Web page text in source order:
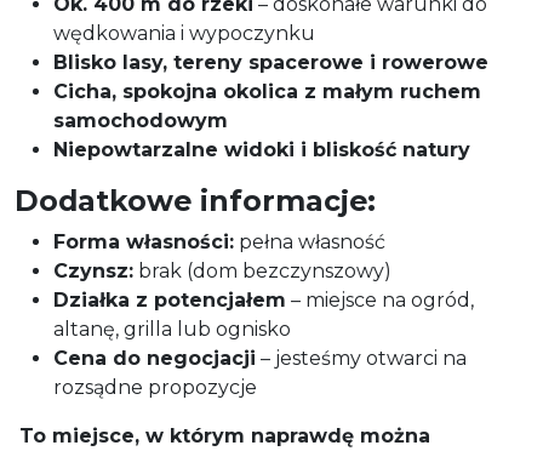
wędkowania i wypoczynku
Blisko lasy, tereny spacerowe i rowerowe
Cicha, spokojna okolica z małym ruchem
samochodowym
Niepowtarzalne widoki i bliskość natury
Dodatkowe informacje:
Forma własności: pełna własność
Czynsz: brak (dom bezczynszowy)
Działka z potencjałem – miejsce na ogród,
altanę, grilla lub ognisko
Cena do negocjacji – jesteśmy otwarci na
rozsądne propozycje
To miejsce, w którym naprawdę można